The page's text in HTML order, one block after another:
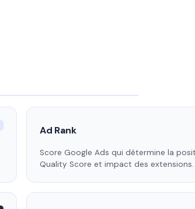
Ad Rank
Score Google Ads qui détermine la
Quality Score et impact des extensions.